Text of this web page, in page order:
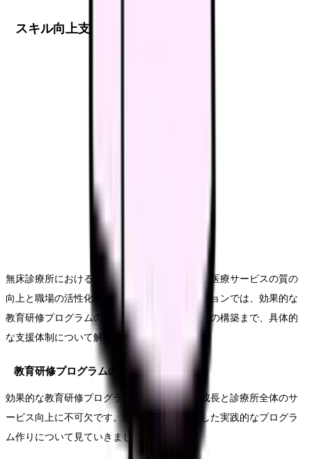
スキル向上支援体制の構築
無床診療所におけるスタッフのスキル向上は、医療サービスの質の
向上と職場の活性化に直結します。このセクションでは、効果的な
教育研修プログラムの設計から、キャリアパスの構築まで、具体的
な支援体制について解説します。
教育研修プログラムの設計
効果的な教育研修プログラムは、スタッフの成長と診療所全体のサ
ービス向上に不可欠です。現場のニーズに即した実践的なプログラ
ム作りについて見ていきましょう。